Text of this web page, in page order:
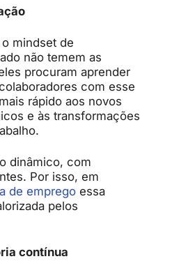
mindset de
não temem as
procuram aprender
com esse
rápido aos novos
e às transformações
dinâmico, com
Por isso, em
de emprego essa
pelos
contínua